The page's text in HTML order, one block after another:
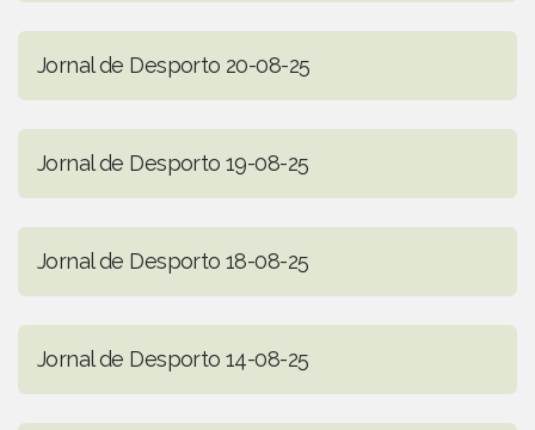
Jornal de Desporto 20-08-25
Jornal de Desporto 19-08-25
Jornal de Desporto 18-08-25
Jornal de Desporto 14-08-25